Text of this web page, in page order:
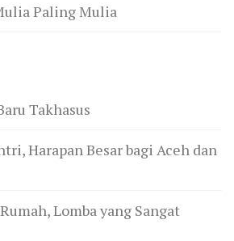
Paling Mulia
Takhasus
Harapan Besar bagi Aceh dan
Lomba yang Sangat